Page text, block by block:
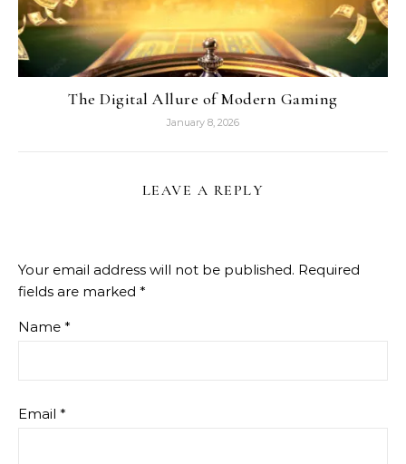
The Digital Allure of Modern Gaming
January 8, 2026
LEAVE A REPLY
Your email address will not be published. Required
fields are marked *
Name *
Email *